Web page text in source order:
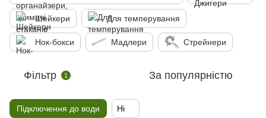
Шейкери Для темперування
Нок-бокси Мадлери Стрейнери
Фільтр 1 За популярністю
Підключення до води Ні